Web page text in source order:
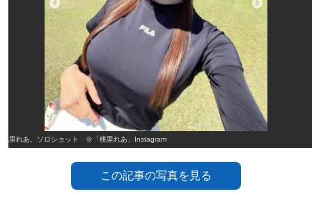
桃里れあ、ソロショット ※「桃里れあ」Instagram
この記事の写真を見る